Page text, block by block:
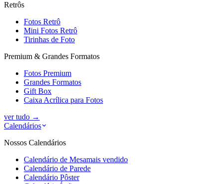
Retrôs
Fotos Retrô
Mini Fotos Retrô
Tirinhas de Foto
Premium & Grandes Formatos
Fotos Premium
Grandes Formatos
Gift Box
Caixa Acrílica para Fotos
ver tudo →
Calendários
Nossos Calendários
Calendário de Mesamais vendido
Calendário de Parede
Calendário Pôster